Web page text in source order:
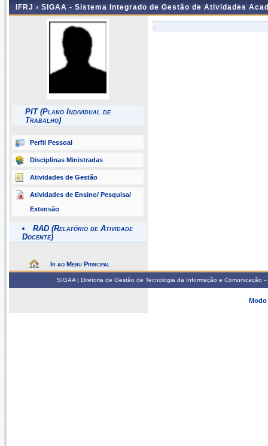
IFRJ › SIGAA - Sistema Integrado de Gestão de Atividades
PIT (Plano Individual de
Trabalho)
Perfil Pessoal
Disciplinas Ministradas
Atividades de Gestão
Atividades de Ensino/ Pesquisa/
Extensão
RAD (Relatório de Atividade
Docente)
Ir ao Menu Principal
-
SIGAA | Diretoria de Gestão de Tecnologia da Informação e
Modo